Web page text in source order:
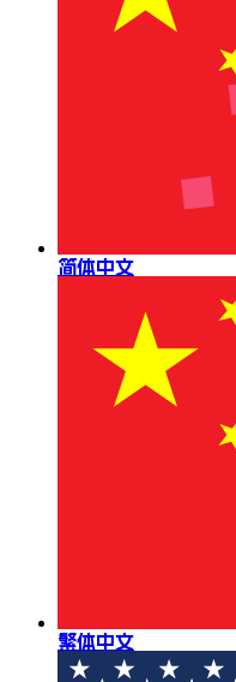
简体中文
繁体中文